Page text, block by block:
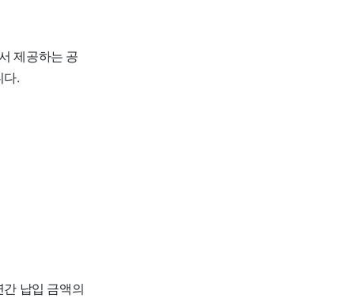
제공하는 공
다.
납입 금액의